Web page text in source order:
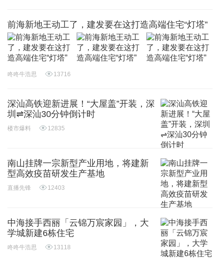
前海新地王动工了，建发要在这打造高端住宅“灯塔”
咚咚牛浩思 13716
深汕高铁迎新进展！“大屋盖”开装，深
圳⇌深汕30分钟倒计时
楼市爆料 12835
南山挂牌一宗新型产业用地，将建新
型高效疫苗研发生产基地
直播先锋 12403
中海接手西丽「云锦万宸家园」，大
学城新建6栋住宅
咚咚牛浩思 13118